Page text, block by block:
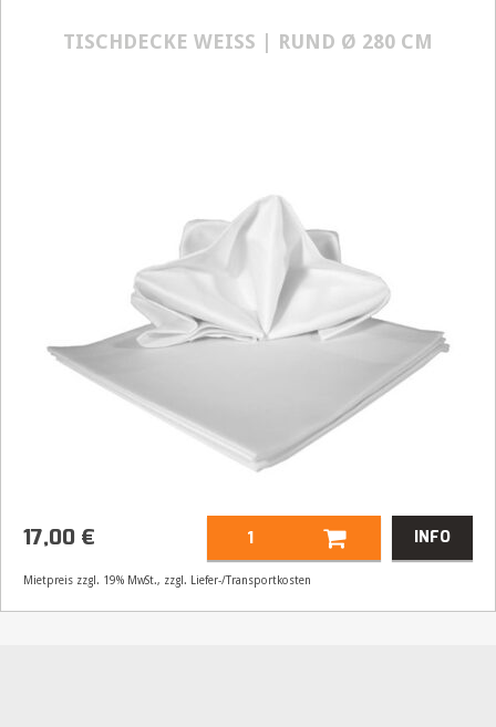
TISCHDECKE WEISS | RUND Ø 280 CM
Artikelnummer
21114
Größenangabe:
Ø 280 cm
17,00 € INFO
Mietpreis zzgl. 19% MwSt., zzgl. Liefer-/Transportkosten